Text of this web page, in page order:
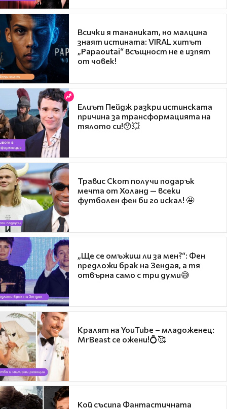
Всички я тананикат, но малцина
знаят истината: VIRAL хитът
„Papaoutai“ всъщност не е изпят
от човек!
Елиът Пейдж разкри истинската
причина за трансформацията на
тялото си!😯💥
Травис Скот получи подарък
мечта от Холанд — всеки
футболен фен би го искал! 🤩
„Ще се омъжиш ли за мен?“: Фен
предложи брак на Зендая, а тя
отвърна само с три думи😅
Кралят на YouTube – младоженец:
MrBeast се ожени!💍🥰
Кой съсипа Фантастичната